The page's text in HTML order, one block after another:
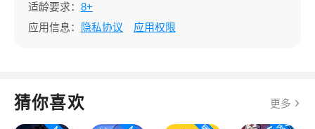
适龄要求： 8+
应用信息：
隐私协议 应用权限
猜你喜欢 更多